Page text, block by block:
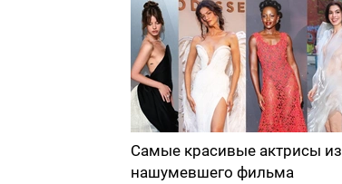
Самые красивые актрисы из
нашумевшего фильма